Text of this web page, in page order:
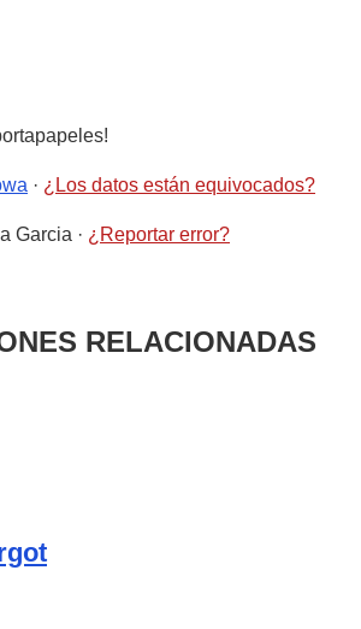
· ¿Los datos están equivocados?
Garcia · ¿Reportar error?
RELACIONADAS